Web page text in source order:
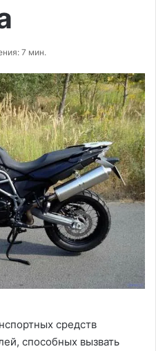
7 мин.
средств
способных вызвать